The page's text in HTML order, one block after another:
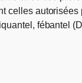
celles
fébantel